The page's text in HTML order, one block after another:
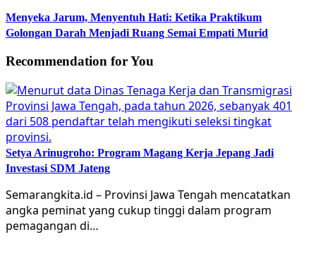
Menyeka Jarum, Menyentuh Hati: Ketika Praktikum
Golongan Darah Menjadi Ruang Semai Empati Murid
Recommendation for You
Setya Arinugroho: Program Magang Kerja Jepang Jadi
Investasi SDM Jateng
Semarangkita.id – Provinsi Jawa Tengah mencatatkan
angka peminat yang cukup tinggi dalam program
pemagangan di…